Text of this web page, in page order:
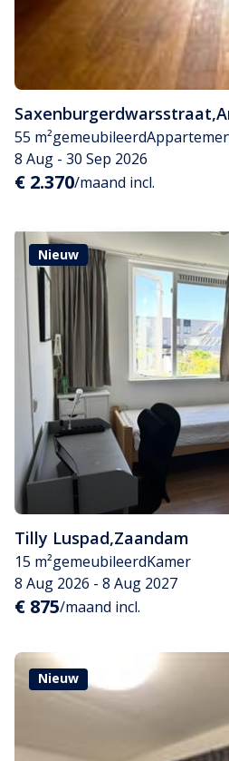
Saxenburgerdwarsstraat,
55 m²gemeubileerd
8 Aug - 30 Sep 2026
€ 2.370/maand incl.
Nieuw
Tilly Luspad,Zaandam
15 m²gemeubileerdKamer
8 Aug 2026 - 8 Aug 2027
€ 875/maand incl.
Nieuw